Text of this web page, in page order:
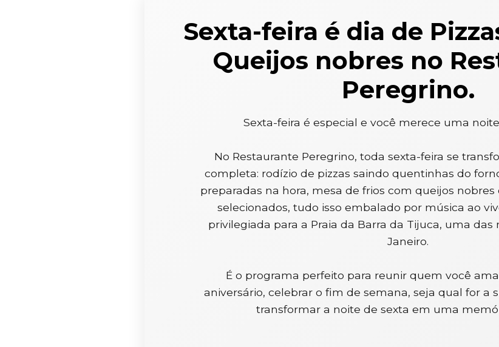
Sexta-feira é dia de
Queijos nobres no
Peregrino.
Sexta-feira é especial e você merece uma
No Restaurante Peregrino, toda sexta-feira se
completa: rodízio de pizzas saindo quentinhas do
preparadas na hora, mesa de frios com queijos
selecionados, tudo isso embalado por música ao
privilegiada para a Praia da Barra da Tijuca, uma das
Janeiro.
É o programa perfeito para reunir quem você
aniversário, celebrar o fim de semana, seja qual for a
transformar a noite de sexta em uma